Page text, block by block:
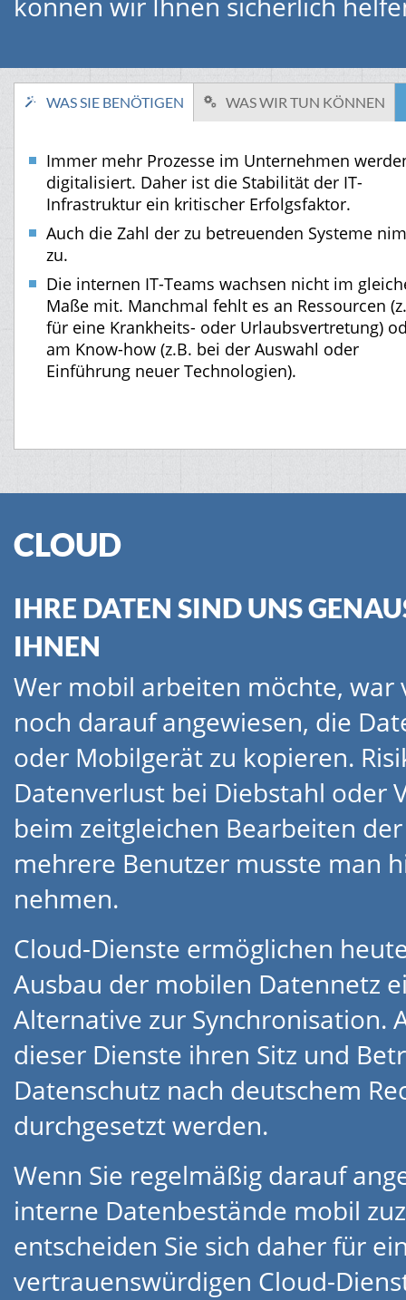
WAS SIE BENÖTIGEN WAS WIR TUN KÖNNEN
Immer mehr Prozesse im Unternehmen
digitalisiert. Daher ist die Stabilität der IT-
Infrastruktur ein kritischer Erfolgsfaktor.
Auch die Zahl der zu betreuenden Systeme
zu.
Die internen IT-Teams wachsen nicht im
Maße mit. Manchmal fehlt es an Ressourcen
für eine Krankheits- oder Urlaubsvertretung)
am Know-how (z.B. bei der Auswahl oder
Einführung neuer Technologien).
CLOUD
IHRE DATEN SIND UNS
IHNEN
Wer mobil arbeiten möchte, war
noch darauf angewiesen, die
oder Mobilgerät zu kopieren.
Datenverlust bei Diebstahl oder
beim zeitgleichen Bearbeiten
mehrere Benutzer musste man
nehmen.
Cloud-Dienste ermöglichen
Ausbau der mobilen Datennetz
Alternative zur Synchronisation.
dieser Dienste ihren Sitz und
Datenschutz nach deutschem
durchgesetzt werden.
Wenn Sie regelmäßig darauf
interne Datenbestände mobil
entscheiden Sie sich daher für
vertrauenswürdigen Cloud-